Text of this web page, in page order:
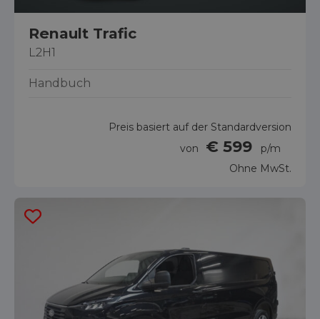
Renault Trafic
L2H1
Handbuch
Preis basiert auf der Standardversion
von
€ 599
p/m
Ohne MwSt.